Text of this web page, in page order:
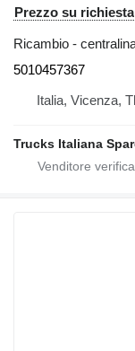
Prezzo su richiesta
Ricambio -
5010457367
Italia, Vicenza,
Trucks Italiana